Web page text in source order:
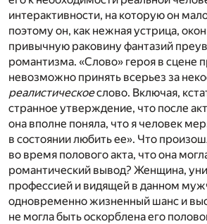
интерактивности, на которую он
поэтому он, как нежная устрица,
привычную раковину фантазий
романтизма. «Слово» героя в сцене
невозможно принять всерьез за
реалистическоеслово. Включая,
странное утверждение, что после
она вполне поняла, что я человек
в состоянии любить ее». Что
во время полового акта, что она
романтический вывод? Женщина,
профессией и видящей в данном
одновременно жизненный шанс и
не могла быть оскорблена его